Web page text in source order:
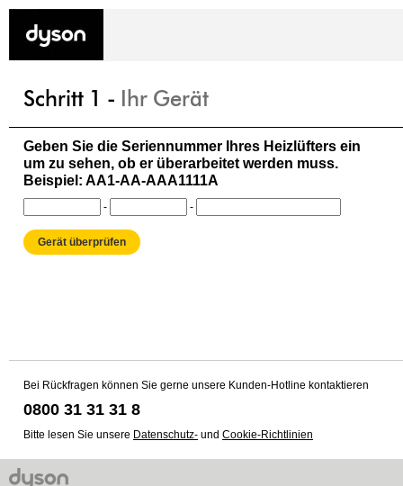
Schritt 1 - Ihr Gerät
Geben Sie die Seriennummer Ihres Heizlüfters ein
um zu sehen, ob er überarbeitet werden muss.
Beispiel: AA1-AA-AAA1111A
- -
Bei Rückfragen können Sie gerne unsere Kunden-Hotline kontaktieren
0800 31 31 31 8
Bitte lesen Sie unsere Datenschutz- und Cookie-Richtlinien